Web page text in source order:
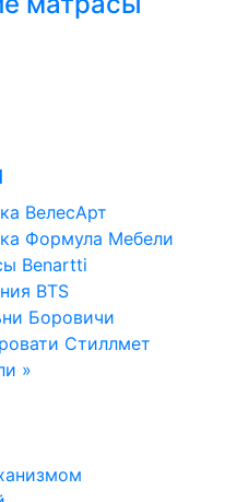
ВелесАрт
Формула Мебели
Benartti
BTS
Боровичи
Стиллмет
»